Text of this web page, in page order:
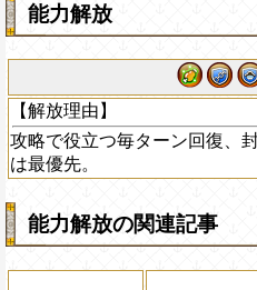
能力解放
【解放理由】
攻略で役立つ毎ターン回復、
は最優先。
能力解放の関連記事